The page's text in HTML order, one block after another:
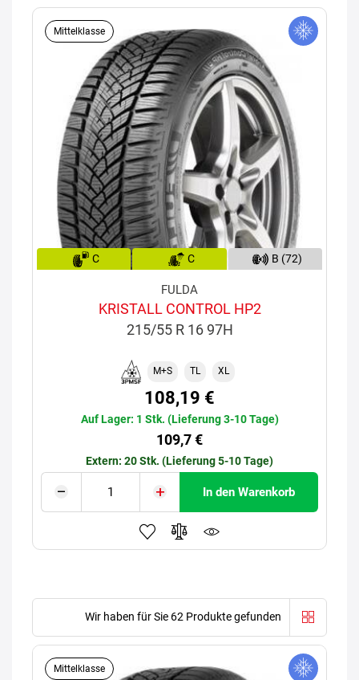
Mittelklasse
C C B (72)
FULDA
KRISTALL CONTROL HP2
215/55 R 16 97H
M+S TL XL
108,19 €
Auf Lager: 1 Stk. (Lieferung 3-10 Tage)
109,7 €
Extern: 20 Stk. (Lieferung 5-10 Tage)
In den Warenkorb
Wir haben für Sie 62 Produkte gefunden
Mittelklasse